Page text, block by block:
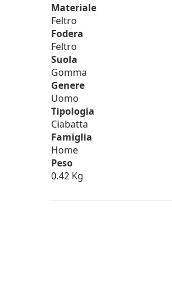
Materiale
Feltro
Fodera
Feltro
Suola
Gomma
Genere
Uomo
Tipologia
Ciabatta
Famiglia
Home
Peso
0.42 Kg